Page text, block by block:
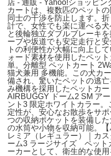
店 - 通販 - Yahoo!ショッピ
カートは、複数匹のペット
同士の干渉を防止します。
計で、女性でも楽に運べる
と後輪独立ダブルブレーキ
ーブや坂道でも安定走行と
トの利便性が大幅に向上し
ォード素材を使用したペッ
単。分離型 ペットカート
猫犬兼用 多機能。この犬カ
備され、驚いたペットの逃
み機構を採用したペットカ
AIRBUGGY ドーム2 SM ア
ント3 限定ホワイトカラー
定性が、安心なお散歩をサ
つの収納ポケットを装備し
の水筒や小物を収納可能。
レミア（レギュラー）｜カ
ーム3 ラージサイズ ペット
ーカーとして、衛生的な使